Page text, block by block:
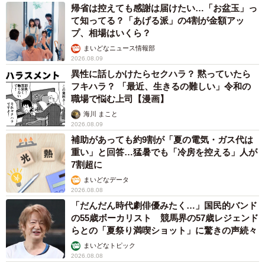
帰省は控えても感謝は届けたい…「お盆玉」っ
て知ってる？「あげる派」の4割が金額アッ
プ、相場はいくら？
まいどなニュース情報部
2026.08.09
異性に話しかけたらセクハラ？ 黙っていたら
フキハラ？ 「最近、生きるの難しい」令和の
職場で悩む上司【漫画】
海川 まこと
2026.08.09
補助があっても約9割が「夏の電気・ガス代は
重い」と回答…猛暑でも「冷房を控える」人が
7割超に
まいどなデータ
2026.08.08
「だんだん時代劇俳優みたく…」国民的バンド
の55歳ボーカリスト 競馬界の57歳レジェンド
らとの「夏祭り満喫ショット」に驚きの声続々
まいどなトピック
2026.08.08